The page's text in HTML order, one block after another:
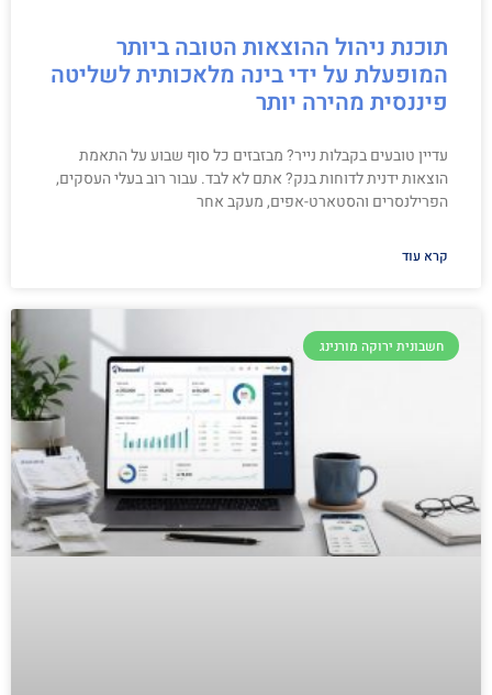
תוכנת ניהול ההוצאות הטובה ביותר
המופעלת על ידי בינה מלאכותית לשליטה
פיננסית מהירה יותר
עדיין טובעים בקבלות נייר? מבזבזים כל סוף שבוע על התאמת
הוצאות ידנית לדוחות בנק? אתם לא לבד. עבור רוב בעלי העסקים,
הפרילנסרים והסטארט-אפים, מעקב אחר
קרא עוד
חשבונית ירוקה מורנינג